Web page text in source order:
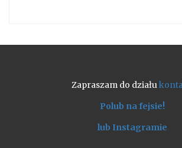
Zapraszam do działu
Polub na fejsie!
lub Instagramie